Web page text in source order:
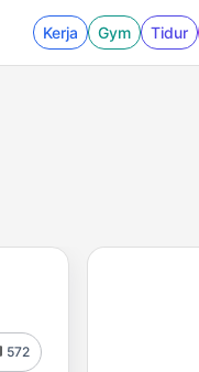
Kerja Gym Tidur
572